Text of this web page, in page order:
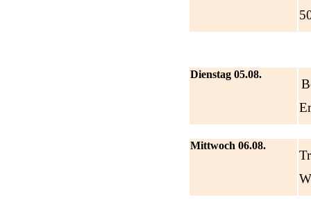
Dienstag 05.08.
Mittwoch 06.08.